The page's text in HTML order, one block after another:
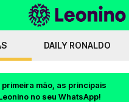
DAILY RONALDO
primeira mão, as principais
no seu WhatsApp!